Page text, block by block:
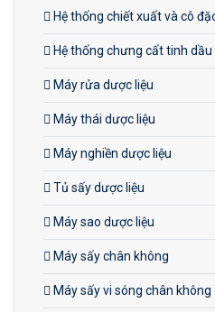
Hệ thống chiết xuất và cô
Hệ thống chưng cất tinh dầu
Máy rửa dược liệu
Máy thái dược liệu
Máy nghiền dược liệu
Tủ sấy dược liệu
Máy sao dược liệu
Máy sấy chân không
Máy sấy vi sóng chân không